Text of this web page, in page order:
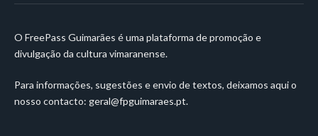
O FreePass Guimarães é uma plataforma de promoção e
divulgação da cultura vimaranense.
Para informações, sugestões e envio de textos, deixamos aqui o
nosso contacto: geral@fpguimaraes.pt.